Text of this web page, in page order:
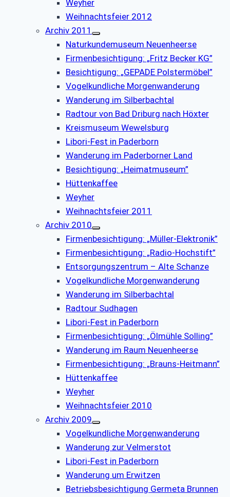
Weyher
Weihnachtsfeier 2012
Archiv 2011
Naturkundemuseum Neuenheerse
Firmenbesichtigung: „Fritz Becker KG”
Besichtigung: „GEPADE Polstermöbel”
Vogelkundliche Morgenwanderung
Wanderung im Silberbachtal
Radtour von Bad Driburg nach Höxter
Kreismuseum Wewelsburg
Libori-Fest in Paderborn
Wanderung im Paderborner Land
Besichtigung: „Heimatmuseum”
Hüttenkaffee
Weyher
Weihnachtsfeier 2011
Archiv 2010
Firmenbesichtigung: „Müller-Elektronik”
Firmenbesichtigung: „Radio-Hochstift”
Entsorgungszentrum – Alte Schanze
Vogelkundliche Morgenwanderung
Wanderung im Silberbachtal
Radtour Sudhagen
Libori-Fest in Paderborn
Firmenbesichtigung: „Ölmühle Solling”
Wanderung im Raum Neuenheerse
Firmenbesichtigung: „Brauns-Heitmann”
Hüttenkaffee
Weyher
Weihnachtsfeier 2010
Archiv 2009
Vogelkundliche Morgenwanderung
Wanderung zur Velmerstot
Libori-Fest in Paderborn
Wanderung um Erwitzen
Betriebsbesichtigung Germeta Brunnen